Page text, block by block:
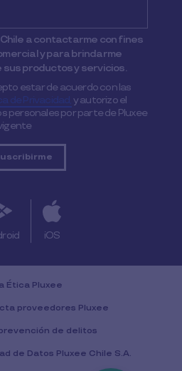
a contactarme con fines
y para brindarme
productos y servicios.
estar de acuerdo con las
de Privacidad,y autorizo el
personales por parte de Pluxee
iOS
Ética Pluxee
proveedores Pluxee
de delitos
de Datos Pluxee Chile S.A.